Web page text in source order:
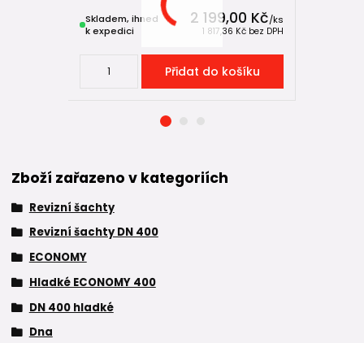
2 199,00 Kč/ks
1 817,36 Kč bez DPH
Skladem, ihned
k expedici
Přidat do košíku
Zboží zařazeno v kategoriích
Revizní šachty
Revizní šachty DN 400
ECONOMY
Hladké ECONOMY 400
DN 400 hladké
Dna